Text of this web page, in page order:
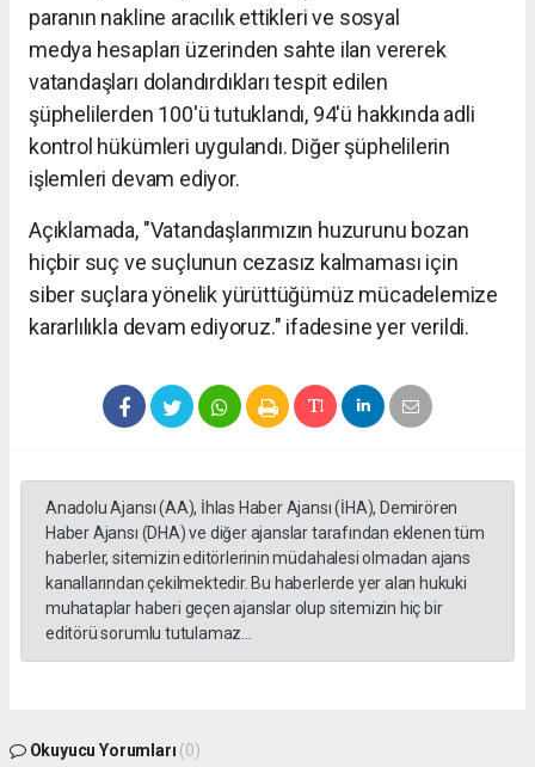
paranın nakline aracılık ettikleri ve sosyal
medya hesapları üzerinden sahte ilan vererek
vatandaşları dolandırdıkları tespit edilen
şüphelilerden 100'ü tutuklandı, 94'ü hakkında adli
kontrol hükümleri uygulandı. Diğer şüphelilerin
işlemleri devam ediyor.
Açıklamada, "Vatandaşlarımızın huzurunu bozan
hiçbir suç ve suçlunun cezasız kalmaması için
siber suçlara yönelik yürüttüğümüz mücadelemize
kararlılıkla devam ediyoruz." ifadesine yer verildi.
Anadolu Ajansı (AA), İhlas Haber Ajansı (İHA), Demirören
Haber Ajansı (DHA) ve diğer ajanslar tarafından eklenen tüm
haberler, sitemizin editörlerinin müdahalesi olmadan ajans
kanallarından çekilmektedir. Bu haberlerde yer alan hukuki
muhataplar haberi geçen ajanslar olup sitemizin hiç bir
editörü sorumlu tutulamaz...
Okuyucu Yorumları (0)